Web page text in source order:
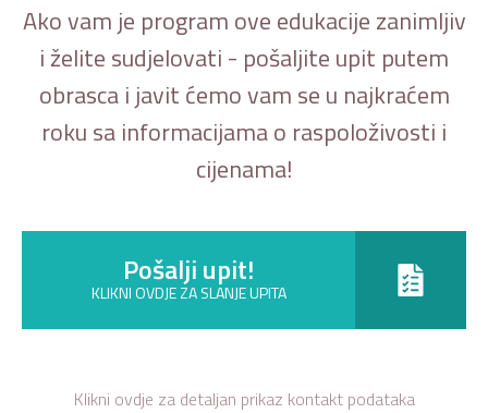
Ako vam je program ove edukacije zanimljiv
i želite sudjelovati - pošaljite upit putem
obrasca i javit ćemo vam se u najkraćem
roku sa informacijama o raspoloživosti i
cijenama!
Pošalji upit!
KLIKNI OVDJE ZA SLANJE UPITA
Klikni ovdje za detaljan prikaz kontakt podataka